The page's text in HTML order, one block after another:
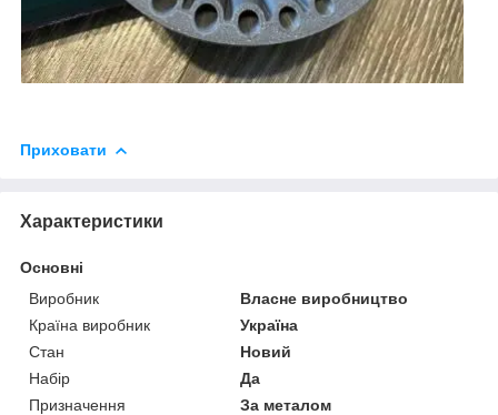
Приховати
Характеристики
Основні
Виробник
Власне виробництво
Країна виробник
Україна
Стан
Новий
Набір
Да
Призначення
За металом